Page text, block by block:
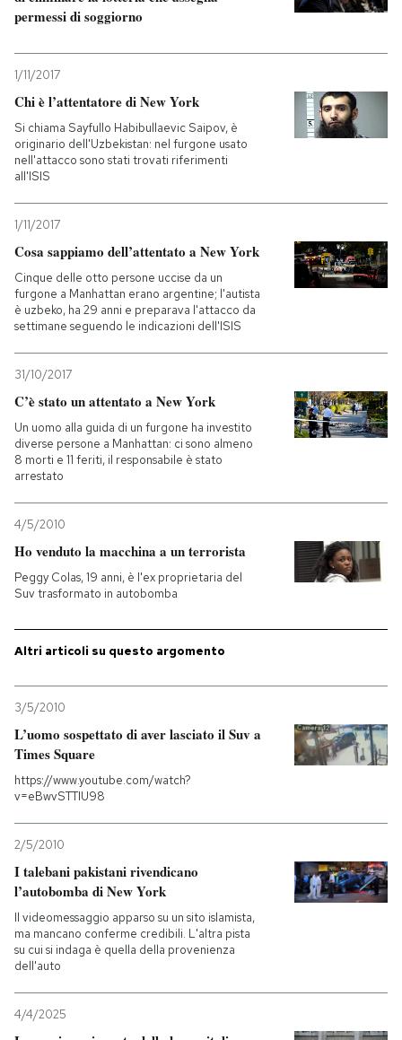
permessi di soggiorno
1/11/2017
Chi è l’attentatore di New York
Si chiama Sayfullo Habibullaevic Saipov, è
originario dell'Uzbekistan: nel furgone usato
nell'attacco sono stati trovati riferimenti
all'ISIS
1/11/2017
Cosa sappiamo dell’attentato a New York
Cinque delle otto persone uccise da un
furgone a Manhattan erano argentine; l'autista
è uzbeko, ha 29 anni e preparava l'attacco da
settimane seguendo le indicazioni dell'ISIS
31/10/2017
C’è stato un attentato a New York
Un uomo alla guida di un furgone ha investito
diverse persone a Manhattan: ci sono almeno
8 morti e 11 feriti, il responsabile è stato
arrestato
4/5/2010
Ho venduto la macchina a un terrorista
Peggy Colas, 19 anni, è l'ex proprietaria del
Suv trasformato in autobomba
Altri articoli su questo argomento
3/5/2010
L’uomo sospettato di aver lasciato il Suv a
Times Square
https://www.youtube.com/watch?
v=eBwvSTTIU98
2/5/2010
I talebani pakistani rivendicano
l’autobomba di New York
Il videomessaggio apparso su un sito islamista,
ma mancano conferme credibili. L'altra pista
su cui si indaga è quella della provenienza
dell'auto
4/4/2025